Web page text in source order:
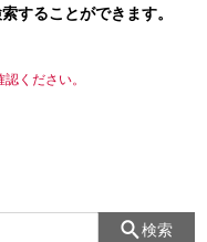
することができます。
ください。
検索